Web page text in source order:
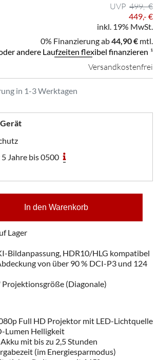
499,- €
449,- €
inkl. 19% MwSt.
0% Finanzierung ab44,90 € mtl.
andere Laufzeiten flexibel finanzieren ¹
Versandkostenfrei
in 1-3 Werktagen
Jahre bis 0500
In den Warenkorb
Lager
Bildanpassung, HDR10/HLG kompatibel
von über 90 % DCI-P3 und 124
Projektionsgröße (Diagonale)
Full HD Projektor mit LED-Lichtquelle
Lumen Helligkeit
mit bis zu 2,5 Stunden
(im Energiesparmodus)